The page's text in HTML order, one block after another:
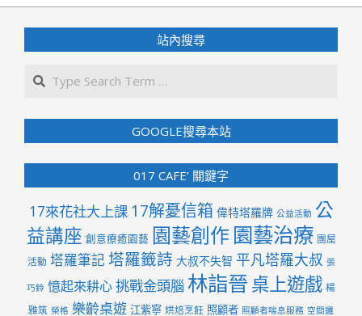
分
站內搜尋
GOOGLE搜尋本站
017 CAFE’ 關鍵字
17來花社大上課 17解憂信箱 偉特塔羅牌 公益活動 公
益講座 創意療癒園藝 園藝創作 園藝治療 團屋
活動 塔羅筆記 塔羅籤詩 大叔不失智 平凡塔羅大叔 張
巧鈴 憶起來耕心挑戰金頭腦 林詣晉桌上遊戲 楊
雅筑 榮格 樂齡桌遊 江紫寧 烘焙烹飪 照顧者 照顧者喘息服務 空間邏